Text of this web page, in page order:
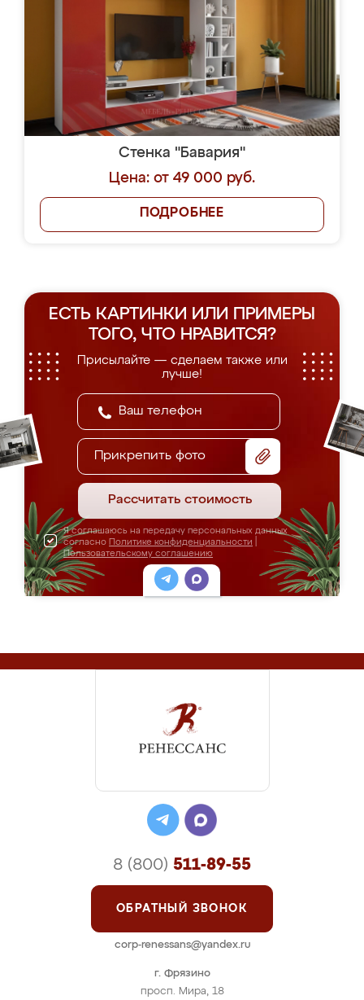
Стенка "Бавария"
Цена: от 49 000 руб.
ПОДРОБНЕЕ
ЕСТЬ КАРТИНКИ ИЛИ ПРИМЕРЫ
ТОГО, ЧТО НРАВИТСЯ?
Присылайте — сделаем также или
лучше!
Прикрепить фото
Рассчитать стоимость
Я соглашаюсь на передачу персональных данных
согласно Политике конфиденциальности
Пользовательскому соглашению
г. Фрязино
просп. Мира, 18
8 (800) 511-89-55
ОБРАТНЫЙ ЗВОНОК
corp-renessans@yandex.ru